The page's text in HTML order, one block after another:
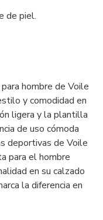
de piel.
hombre de Voile
y comodidad en
ligera y la plantilla
de uso cómoda
deportivas de Voile
para el hombre
en su calzado
la diferencia en